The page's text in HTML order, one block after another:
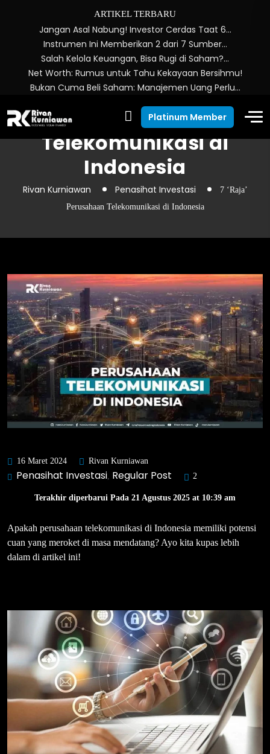
ARTIKEL TERBARU
Jangan Asal Nabung! Investor Cerdas Taat 6…
Instrumen Ini Memberikan 2 dari 7 Sumber…
Salah Kelola Keuangan, Bisa Rugi di Saham?…
Net Worth: Rumus untuk Tahu Kekayaan Bersihmu!
Bukan Cuma Beli Saham: Manajemen Uang Perlu…
Platinum Member
7 ‘Raja’ Perusahaan
Telekomunikasi di
Indonesia
Rivan Kurniawan Penasihat Investasi
7 ‘Raja’
Perusahaan Telekomunikasi di Indonesia
16 Maret 2024 Rivan Kurniawan
Penasihat Investasi Regular Post 2
Terakhir diperbarui Pada 21 Agustus 2025 at 10:39 am
Apakah perusahaan telekomunikasi di Indonesia memiliki potensi
cuan yang meroket di masa mendatang? Ayo kita kupas lebih
dalam di artikel ini!